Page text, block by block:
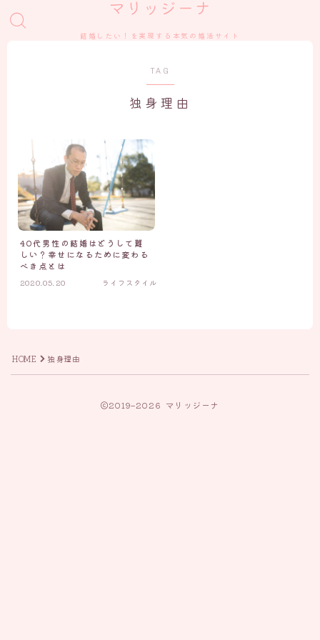
マリッジーナ
結婚したい！を実現する本気の婚活サイト
TAG
独身理由
40代男性の結婚はどうして難
しい？幸せになるために変わる
べき点とは
2020.05.20 ライフスタイル
HOME 独身理由
2019–2026 マリッジーナ